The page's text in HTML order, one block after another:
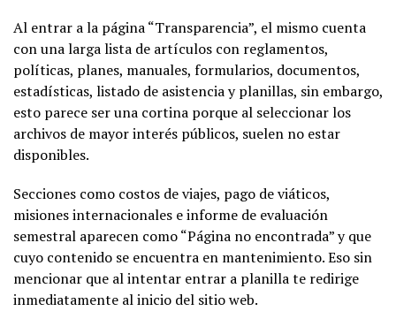
Al entrar a la página “Transparencia”, el mismo cuenta
con una larga lista de artículos con reglamentos,
políticas, planes, manuales, formularios, documentos,
estadísticas, listado de asistencia y planillas, sin embargo,
esto parece ser una cortina porque al seleccionar los
archivos de mayor interés públicos, suelen no estar
disponibles.
Secciones como costos de viajes, pago de viáticos,
misiones internacionales e informe de evaluación
semestral aparecen como “Página no encontrada” y que
cuyo contenido se encuentra en mantenimiento. Eso sin
mencionar que al intentar entrar a planilla te redirige
inmediatamente al inicio del sitio web.